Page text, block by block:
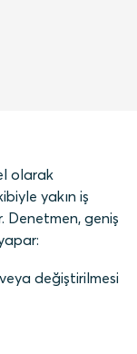
olarak
yakın iş
Denetmen, geniş
değiştirilmesi